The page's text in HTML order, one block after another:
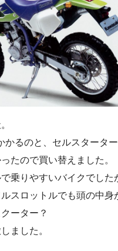
かるのと、セルスタータ
たので買い替えました。
乗りやすいバイクでした
スロットルでも頭の中身
ーター？
ました。